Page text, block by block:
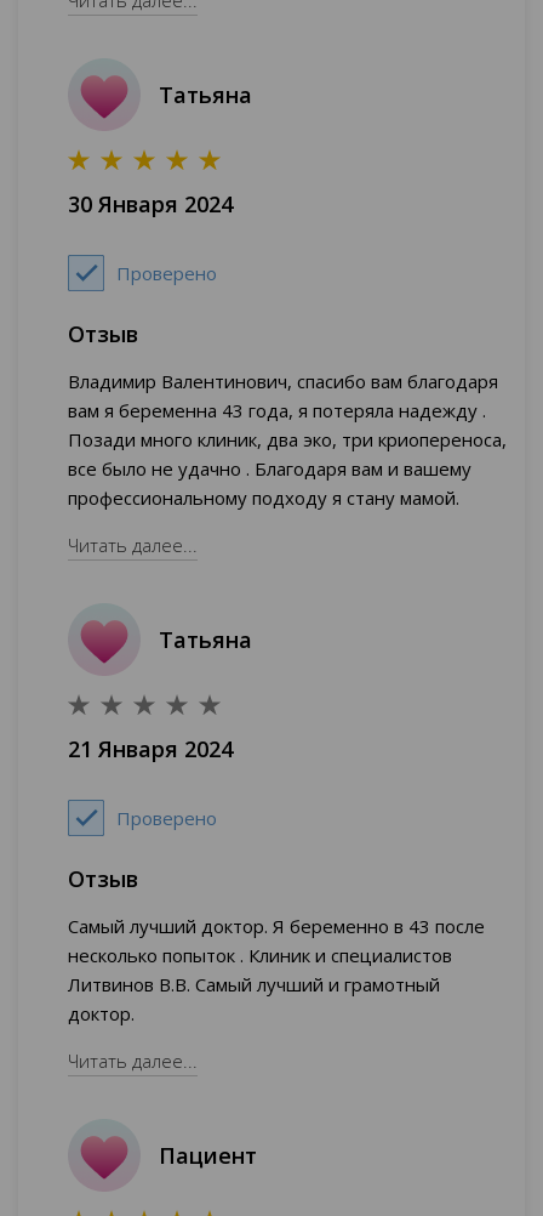
супругом для исследований в конце августа 2023.
последствий, легко перенесла процедуру и
вечером после уже была дома. Наш малыш
успешно прижился и вот теперь уже стоим на
самостоятельно и с другими врачами верили
врачу от Бога подруга, [...]. Спасибо, чудо-доктор!
счастливыми, низкий поклон от души!
Татьяна
30 Января 2024
Проверено
Отзыв
Владимир Валентинович, спасибо вам благодаря
вам я беременна 43 года, я потеряла надежду .
Позади много клиник, два эко, три криопереноса,
все было не удачно . Благодаря вам и вашему
профессиональному подходу я стану мамой.
человек.
Читать далее...
Татьяна
21 Января 2024
Проверено
Отзыв
Самый лучший доктор. Я беременно в 43 после
несколько попыток . Клиник и специалистов
Литвинов В.В. Самый лучший и грамотный
доктор.
Читать далее...
Пациент